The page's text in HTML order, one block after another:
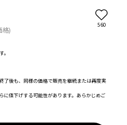
格)
560
。
後も、同様の価格で販売を継続または再度実
に値下げする可能性があります。あらかじめご